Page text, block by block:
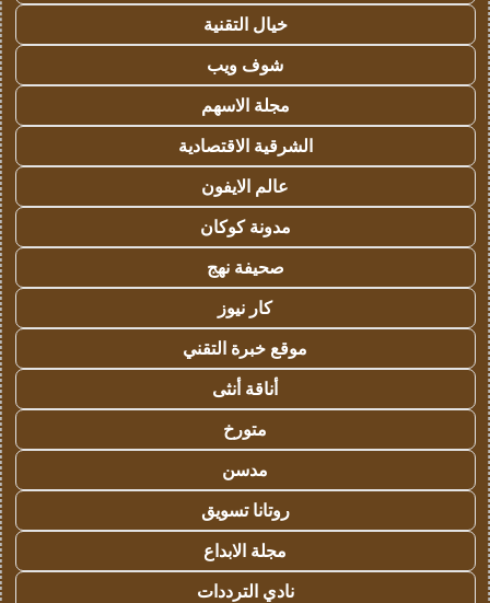
خيال التقنية
شوف ويب
مجلة الاسهم
الشرقية الاقتصادية
عالم الايفون
مدونة كوكان
صحيفة نهج
كار نيوز
موقع خبرة التقني
أناقة أنثى
متورخ
مدسن
روتانا تسويق
مجلة الابداع
نادي الترددات